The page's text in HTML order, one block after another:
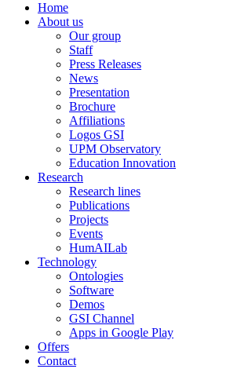
Home
About us
Our group
Staff
Press Releases
News
Presentation
Brochure
Affiliations
Logos GSI
UPM Observatory
Education Innovation
Research
Research lines
Publications
Projects
Events
HumAILab
Technology
Ontologies
Software
Demos
GSI Channel
Apps in Google Play
Offers
Contact